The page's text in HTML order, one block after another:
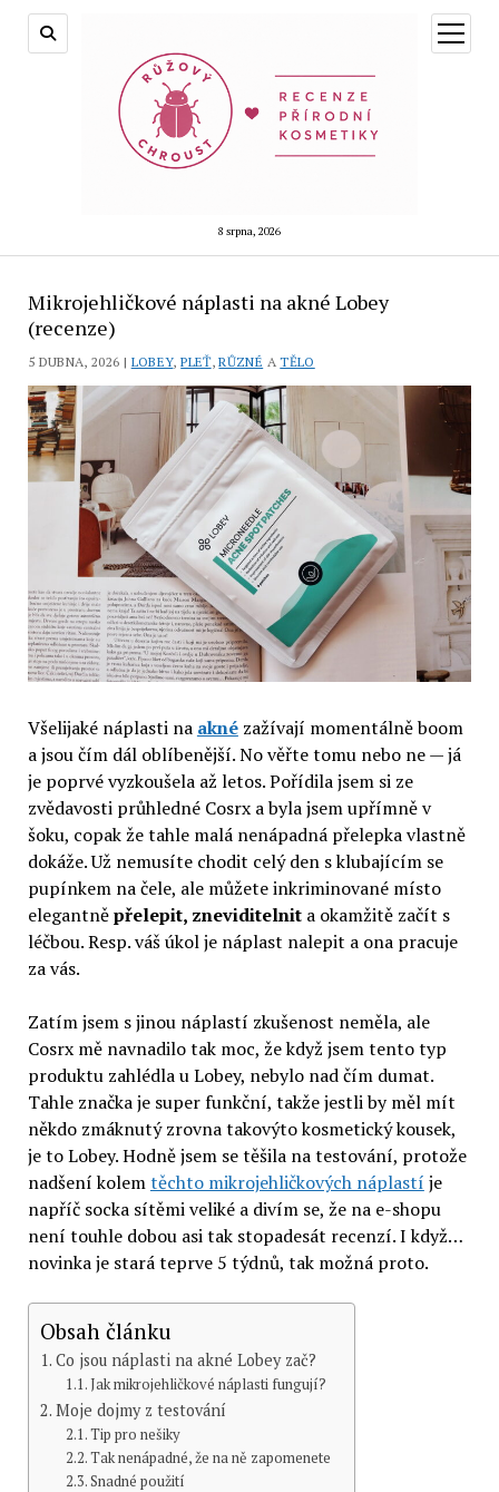
8 srpna, 2026
otevřít
menu
Mikrojehličkové náplasti na akné Lobey
(recenze)
5 DUBNA, 2026 | LOBEY,PLEŤ,RŮZNÉ ATĚLO
Všelijaké náplasti na aknézažívají momentálně boom
a jsou čím dál oblíbenější. No věřte tomu nebo ne — já
je poprvé vyzkoušela až letos. Pořídila jsem si ze
zvědavosti průhledné Cosrx a byla jsem upřímně v
šoku, copak že tahle malá nenápadná přelepka vlastně
dokáže. Už nemusíte chodit celý den s klubajícím se
pupínkem na čele, ale můžete inkriminované místo
elegantněpřelepit, zneviditelnita okamžitě začít s
léčbou. Resp. váš úkol je náplast nalepit a ona pracuje
za vás.
Zatím jsem s jinou náplastí zkušenost neměla, ale
Cosrx mě navnadilo tak moc, že když jsem tento typ
produktu zahlédla u Lobey, nebylo nad čím dumat.
Tahle značka je super funkční, takže jestli by měl mít
někdo zmáknutý zrovna takovýto kosmetický kousek,
je to Lobey. Hodně jsem se těšila na testování, protože
nadšení kolemtěchto mikrojehličkových náplastí je
napříč socka sítěmi veliké a divím se, že na e-shopu
není touhle dobou asi tak stopadesát recenzí. I když…
novinka je stará teprve 5 týdnů, tak možná proto.
Obsah článku
Co jsou náplasti na akné Lobey zač?
Jak mikrojehličkové náplasti fungují?
Moje dojmy z testování
Tip pro nešiky
Tak nenápadné, že na ně zapomenete
Snadné použití